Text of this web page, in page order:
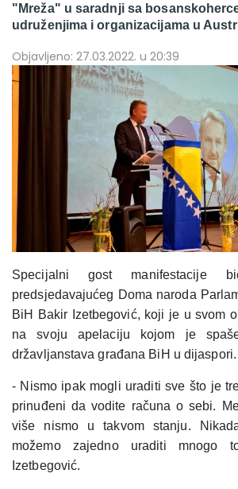
"Mreža" u saradnji sa
udruženjima i organizacijama u
Objavljeno: 27.03.2022. u 20:39
Specijalni gost manifestacije
predsjedavajućeg Doma naroda
BiH Bakir Izetbegović, koji je u svom
na svoju apelaciju kojom je
državljanstava građana BiH u dijaspori.
- Nismo ipak mogli uraditi sve što je
prinuđeni da vodite računa o sebi.
više nismo u takvom stanju.
možemo zajedno uraditi mnogo
Izetbegović.